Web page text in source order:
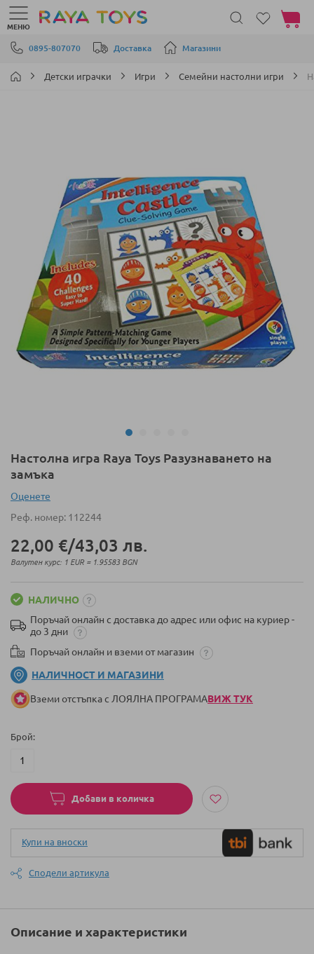
Прескачане към съдържанието
0895-807070 Доставка Магазини
МЕНЮ
Моята
Детски играчки Игри Семейни настолни игри
изображенията
Преминете
към
на
галерия
снимки
Настолна игра Raya Toys Разузнаването на
замъка
Оценeте
Реф. номер 112244
22,00 €/43,03 лв.
Валутен курс: 1 EUR = 1.95583 BGN
НАЛИЧНО
Поръчай онлайн с доставка до адрес или офис на куриер -
до 3 дни
Поръчай онлайн и вземи от магазин
НАЛИЧНОСТ И МАГАЗИНИ
Вземи отстъпка с ЛОЯЛНА ПРОГРАМАВИЖ ТУК
Брой
Добави в количка
Купи на вноски
Сподели артикула
Описание и характеристики